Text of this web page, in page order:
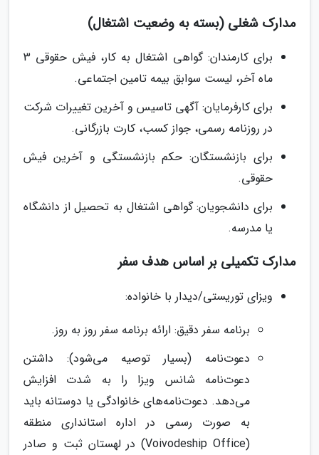
مدارک شغلی (بسته به وضعیت اشتغال)
برای کارمندان: گواهی اشتغال به کار، فیش حقوقی 3
ماه آخر، لیست سوابق بیمه تامین اجتماعی.
برای کارفرمایان: آگهی تاسیس و آخرین تغییرات شرکت
در روزنامه رسمی، جواز کسب، کارت بازرگانی.
برای بازنشستگان: حکم بازنشستگی و آخرین فیش
حقوقی.
برای دانشجویان: گواهی اشتغال به تحصیل از دانشگاه
یا مدرسه.
مدارک تکمیلی بر اساس هدف سفر
ویزای توریستی/دیدار با خانواده:
برنامه سفر دقیق: ارائه برنامه سفر روز به روز.
دعوت‌نامه (بسیار توصیه می‌شود): داشتن
دعوت‌نامه شانس ویزا را به شدت افزایش
می‌دهد. دعوت‌نامه‌های خانوادگی یا دوستانه باید
به صورت رسمی در اداره استانداری منطقه
(Voivodeship Office) در لهستان ثبت و صادر